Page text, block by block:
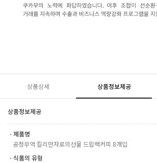
상품상세 상품정보제공
상품정보제공
ㆍ제품명
공정무역 킬리만자로의선물 드립백커피 8개입
ㆍ식품의 유형